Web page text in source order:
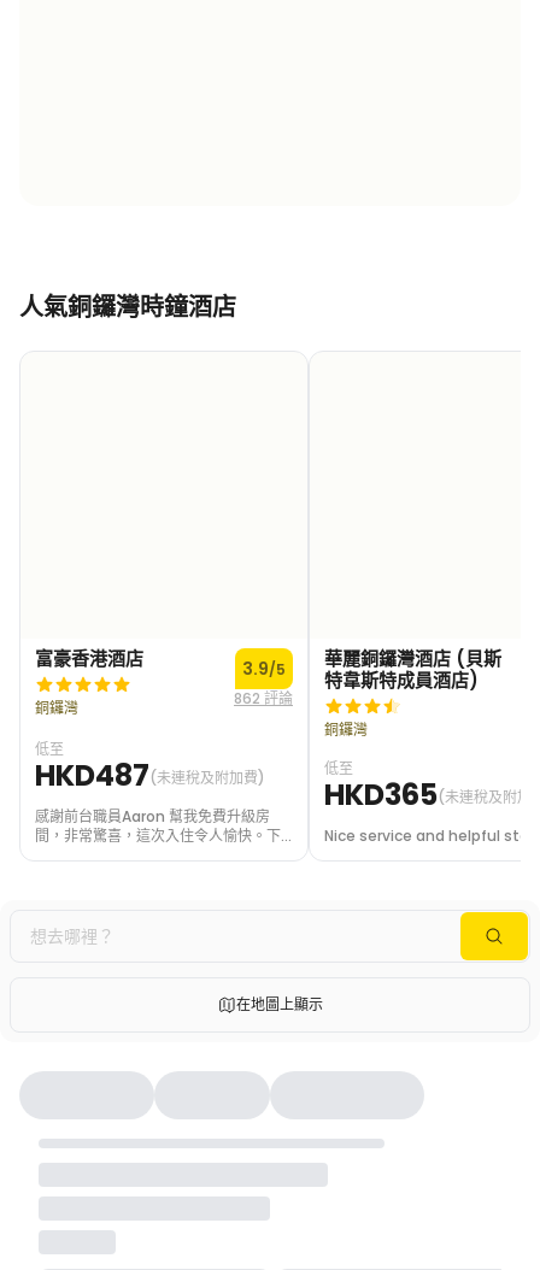
人氣銅鑼灣時鐘酒店
富豪香港酒店
銅鑼灣
3.9/5
862 評論
低至
HKD487(未連稅及附加費)
感謝前台職員Aaron 幫我免費升級房
間，非常驚喜，這次入住令人愉快。下
華麗銅鑼灣酒店 (貝斯
特韋斯特成員酒店)
銅鑼灣
低至
HKD365(未連稅及附加
Nice service and helpful
在地圖上顯示